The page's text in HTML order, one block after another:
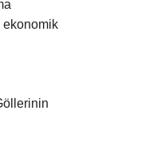
ekonomik